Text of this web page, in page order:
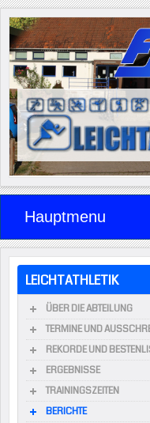
Hauptmenu
LEICHTATHLETIK
ÜBER DIE ABTEILUNG
TERMINE UND
REKORDE UND
ERGEBNISSE
TRAININGSZEITEN
BERICHTE